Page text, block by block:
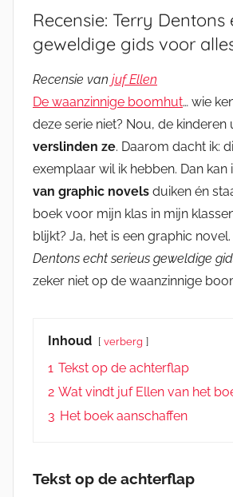
Recensie: Terry Dentons
geweldige gids voor
Recensie van juf Ellen
De waanzinnige boomhut… wie
deze serie niet? Nou, de kinderen
verslinden ze. Daarom dacht ik:
exemplaar wil ik hebben. Dan kan
van graphic novels duiken én
boek voor mijn klas in mijn
blijkt? Ja, het is een graphic
Dentons echt serieus geweldige
zeker niet op de waanzinnige
Inhoud verberg
1 Tekst op de achterflap
2 Wat vindt juf Ellen van het
3 Het boek aanschaffen
Tekst op de achterflap